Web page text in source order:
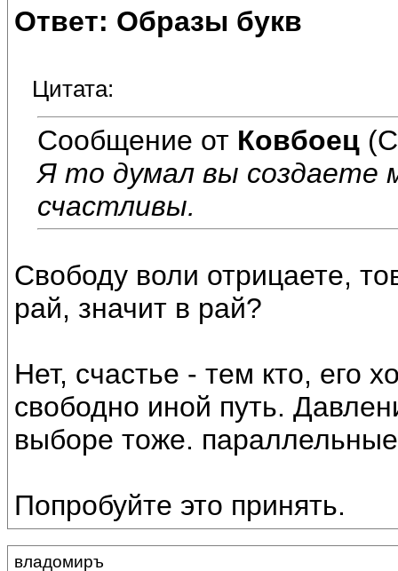
Ответ: Образы букв
Цитата:
Сообщение от Ковбоец
Я то думал вы создаете
счастливы.
Свободу воли отрицаете,
рай, значит в рай?
Нет, счастье - тем кто, его
свободно иной путь.
выборе тоже.
Попробуйте это принять.
владомиръ